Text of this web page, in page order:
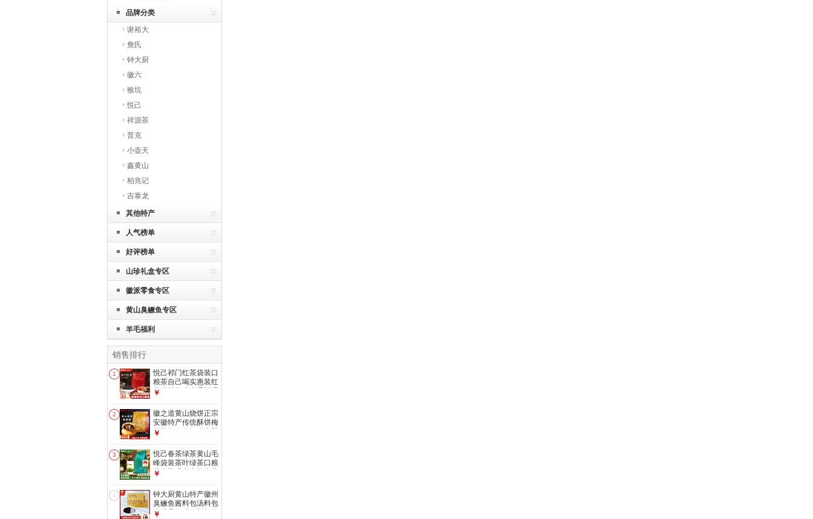
品牌分类
谢裕大
詹氏
钟大厨
徽六
猴坑
悦己
祥源茶
普克
小壶天
鑫黄山
柏兆记
吉泰龙
其他特产
人气榜单
好评榜单
山珍礼盒专区
徽派零食专区
黄山臭鳜鱼专区
羊毛福利
销售排行
1
悦己祁门红茶袋装口
粮茶自己喝实惠装红
茶叶特级功夫香螺毛
250g*1袋
￥
2
徽之道黄山烧饼正宗
安徽特产传统酥饼梅
干菜扣肉休闲糕点即
饼150g*2袋（原
味）约30个
￥
3
悦己春茶绿茶黄山毛
峰袋装茶叶绿茶口粮
茶自己喝实惠礼盒装
250g*1袋
￥
4
钟大厨黄山特产徽州
臭鳜鱼酱料包汤料包
半成品净膛腌制加热
￥